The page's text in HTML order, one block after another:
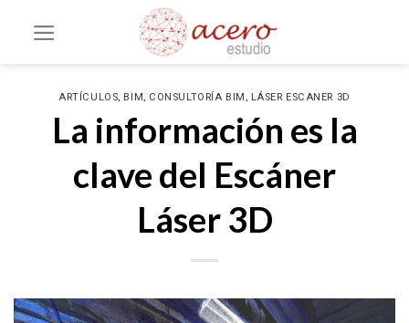
ARTÍCULOS BIM CONSULTORÍA BIM LÁSER ESCANER 3D
La información es la
clave del Escáner
Láser 3D